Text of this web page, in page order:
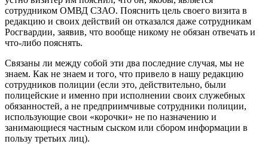
сотрудником ОМВД СЗАО. Пояснить цель своего визита в
редакцию и своих действий он отказался даже сотрудникам
Росгвардии, заявив, что вообще никому не обязан отвечать и
что-либо пояснять.
Связаны ли между собой эти два последние случая, мы не
знаем. Как не знаем и того, что привело в нашу редакцию
сотрудников полиции (если это, действительно, были
полицейские и именно при исполнении своих служебных
обязанностей, а не предприимчивые сотрудники полиции,
использующие свои «корочки» не по назначению и
занимающиеся частным сыском или сбором информации в
пользу третьих лиц).